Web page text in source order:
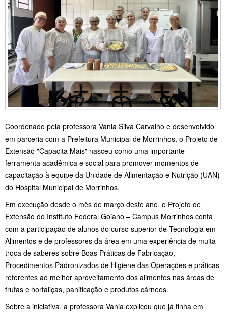
Coordenado pela professora Vania Silva Carvalho e desenvolvido
em parceria com a Prefeitura Municipal de Morrinhos, o Projeto de
Extensão "Capacita Mais" nasceu como uma importante
ferramenta acadêmica e social para promover momentos de
capacitação à equipe da Unidade de Alimentação e Nutrição (UAN)
do Hospital Municipal de Morrinhos.
Em execução desde o mês de março deste ano, o Projeto de
Extensão do Instituto Federal Goiano – Campus Morrinhos conta
com a participação de alunos do curso superior de Tecnologia em
Alimentos e de professores da área em uma experiência de muita
troca de saberes sobre Boas Práticas de Fabricação,
Procedimentos Padronizados de Higiene das Operações e práticas
referentes ao melhor aproveitamento dos alimentos nas áreas de
frutas e hortaliças, panificação e produtos cárneos.
Sobre a iniciativa, a professora Vania explicou que já tinha em